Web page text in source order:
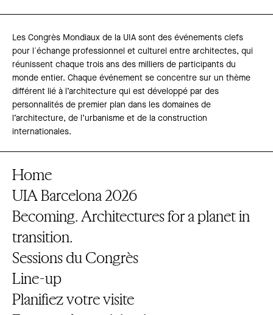
Les Congrès Mondiaux de la UIA sont des événements clefs
pour l´échange professionnel et culturel entre architectes, qui
réunissent chaque trois ans des milliers de participants du
monde entier. Chaque événement se concentre sur un thème
différent lié à l’architecture qui est développé par des
personnalités de premier plan dans les domaines de
l’architecture, de l’urbanisme et de la construction
internationales.
Home
UIA Barcelona 2026
Becoming. Architectures for a planet in
transition.
Sessions du Congrès
Line-up
Planifiez votre visite